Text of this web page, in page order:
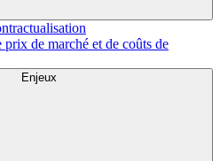
prix de marché et de coûts de
Enjeux